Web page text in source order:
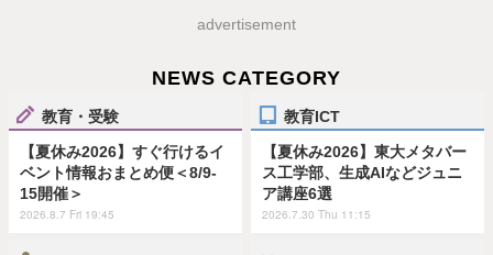
advertisement
NEWS CATEGORY
教育・受験
【夏休み2026】すぐ行けるイ
ベント情報おまとめ便＜8/9-
15開催＞
2026.8.7 Fri 19:45
教育ICT
【夏休み2026】東大メタバー
ス工学部、生成AIなどジュニ
ア講座6選
2026.7.30 Thu 11:15